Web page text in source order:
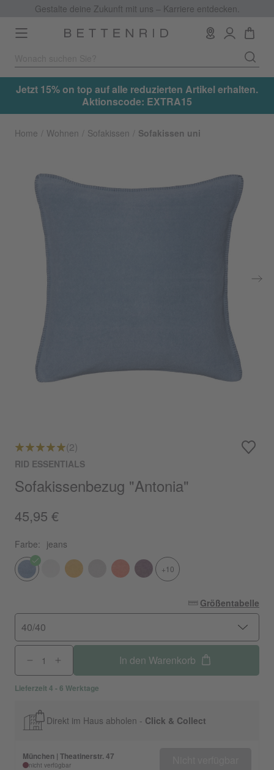
Gestalte deine Zukunft mit uns – Karriere entdecken.
Toggle
navigation
alle reduzierten Artikel erhalten.
EXTRA15
Jetzt 15% on top auf
Home Wohnen Sofakissen Sofakissen uni
(2)
RID ESSENTIALS
Sofakissenbezug "Antonia"
45,95 €
Farbe: jeans
+10
Größentabelle
40/40
In den Warenkorb
Lieferzeit 4 - 6 Werktage
Direkt im Haus abholen - Click & Collect
München | Theatinerstr. 47
nicht verfügbar